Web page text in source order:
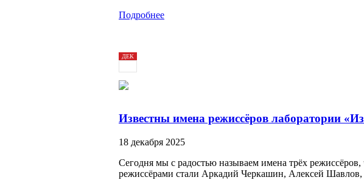
Подробнее
ДЕК
Известны имена режиссёров лаборатории
18 декабря 2025
Сегодня мы с радостью называем имена трёх
режиссёрами стали Аркадий Черкашин, Алексей